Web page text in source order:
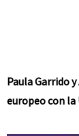
Paula Garrido
europeo con la